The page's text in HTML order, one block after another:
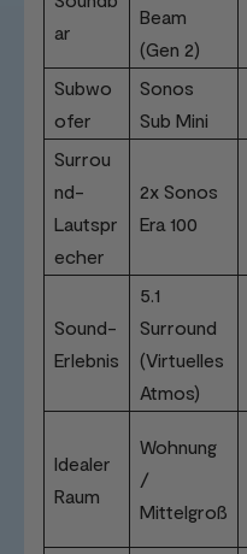
ar
Beam
(Gen 2)
Subwo
ofer
Sonos
Sub Mini
Surrou
nd-
Lautspr
echer
2x Sonos
Era 100
Sound-
Erlebnis
5.1
Surround
(Virtuelles
Atmos)
Idealer
Raum
Wohnung
/
Mittelgroß